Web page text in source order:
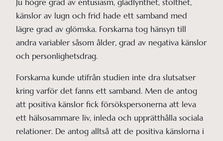
känslor av lugn och frid hade ett samband med
lägre grad av glömska. Forskarna tog hänsyn till
andra variabler såsom ålder, grad av negativa känslor
och personlighetsdrag.
Forskarna kunde utifrån studien inte dra slutsatser
kring varför det fanns ett samband. Men de antog
att positiva känslor fick försökspersonerna att leva
ett hälsosammare liv, inleda och upprätthålla sociala
relationer. De antog alltså att de positiva känslorna i